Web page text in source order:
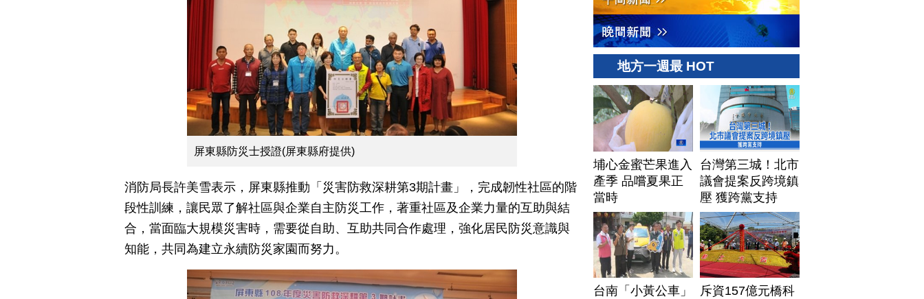
屏東縣防災士授證(屏東縣府提供)
消防局長許美雪表示，屏東縣推動「災害防救深耕第3期計畫」，完成韌性社區的階
段性訓練，讓民眾了解社區與企業自主防災工作，著重社區及企業力量的互助與結
合，當面臨大規模災害時，需要從自助、互助共同合作處理，強化居民防災意識與
知能，共同為建立永續防災家園而努力。
地方一週最 HOT
埔心金蜜芒果進入
產季 品嚐夏果正
當時
台灣第三城！北市
議會提案反跨境鎮
壓 獲跨黨支持
台南「小黃公車」
斥資157億元橋科